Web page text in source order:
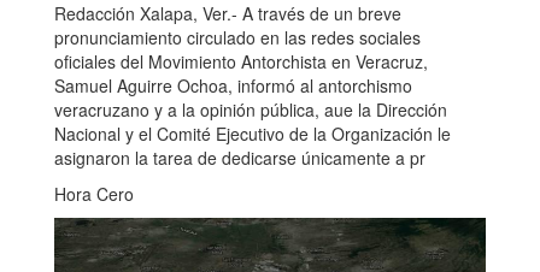
Redacción Xalapa, Ver.- A través de un breve
pronunciamiento circulado en las redes sociales
oficiales del Movimiento Antorchista en Veracruz,
Samuel Aguirre Ochoa, informó al antorchismo
veracruzano y a la opinión pública, aue la Dirección
Nacional y el Comité Ejecutivo de la Organización le
asignaron la tarea de dedicarse únicamente a pr
Hora Cero